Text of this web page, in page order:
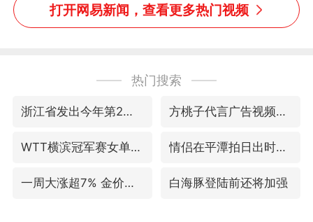
打开网易新闻，查看更多热门视频
热门搜索
浙江省发出今年第2号指挥长令 方桃子代言广告视频已下架
WTT横滨冠军赛女单四强国乒占三席 情侣在平潭拍日出时坠崖致一死一伤
一周大涨超7% 金价为何突然上涨 白海豚登陆前还将加强